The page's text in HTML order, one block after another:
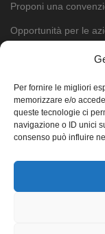
Per fornire le migliori
memorizzare e/o
queste tecnologie ci
navigazione o ID unici
consenso può influire
Proponi una
Opportunità per le
Cerca